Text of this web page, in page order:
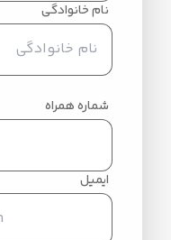
نام خانوادگی
شماره همراه
ایمیل